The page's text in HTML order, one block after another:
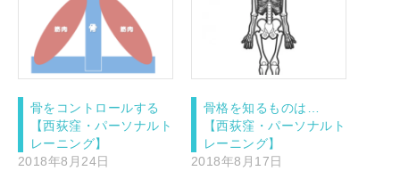
骨をコントロールする
【西荻窪・パーソナルト
レーニング】
2018年8月24日
骨格を知るものは…
【西荻窪・パーソナルト
レーニング】
2018年8月17日